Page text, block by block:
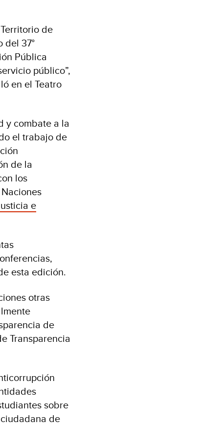
de
del 37°
Pública
público”,
en el Teatro
y combate a la
el trabajo de
de la
los
e
esta edición.
otras
de
Transparencia
sobre
de